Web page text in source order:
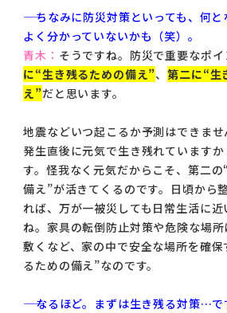
―― ちなみに防災対策といっても、何
よく分かっていないかも（笑）。
青木： そうですね。防災で重要なポイ
に“生き残るための備え”、第二に“生
え”だと思います。
地震などいつ起こるか予測はできま
発生直後に元気で生き残れています
す。怪我なく元気だからこそ、第二
備え”が活きてくるのです。日頃から
れば、万が一被災しても日常生活に近
ね。家具の転倒防止対策や危険な場
敷くなど、家の中で安全な場所を確
るための備え”なのです。
―― なるほど。まずは生き残る対策…